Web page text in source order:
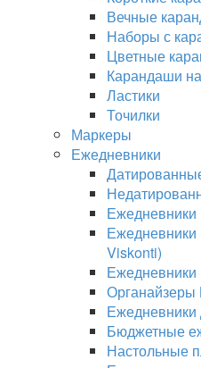
Вечные
Наборы с
Цветные
Карандаши
Ластики
Точилки
Маркеры
Ежедневники
Ежедневники
Viskonti)
Ежедневники
Ежедневники
Бюджетные
Настольные